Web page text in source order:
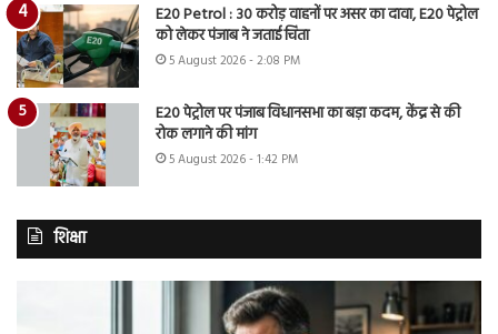
E20 Petrol : 30 करोड़ वाहनों पर असर का दावा, E20 पेट्रोल
को लेकर पंजाब ने जताई चिंता
5 August 2026 - 2:08 PM
E20 पेट्रोल पर पंजाब विधानसभा का बड़ा कदम, केंद्र से की
रोक लगाने की मांग
5 August 2026 - 1:42 PM
शिक्षा